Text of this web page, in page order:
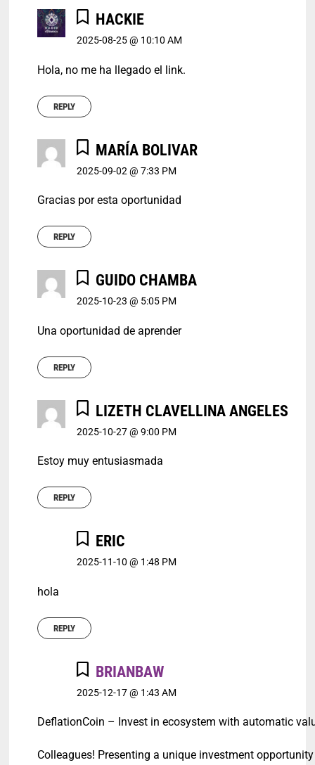
HACKIE
2025-08-25 @ 10:10 AM
Hola, no me ha llegado el link.
REPLY
MARÍA BOLIVAR
2025-09-02 @ 7:33 PM
Gracias por esta oportunidad
REPLY
GUIDO CHAMBA
2025-10-23 @ 5:05 PM
Una oportunidad de aprender
REPLY
LIZETH CLAVELLINA ANGELES
2025-10-27 @ 9:00 PM
Estoy muy entusiasmada
REPLY
ERIC
2025-11-10 @ 1:48 PM
hola
REPLY
BRIANBAW
2025-12-17 @ 1:43 AM
DeflationCoin – Invest in ecosystem with automatic
Colleagues! Presenting a unique investment